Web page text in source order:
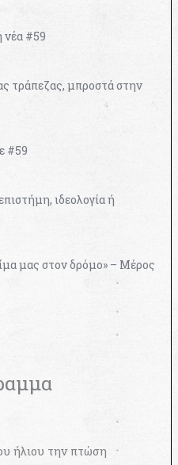
νέα #59
τράπεζας, μπροστά στην
#59
ιδεολογία ή
μας στον δρόμο» – Μέρος
ήλιου την πτώση